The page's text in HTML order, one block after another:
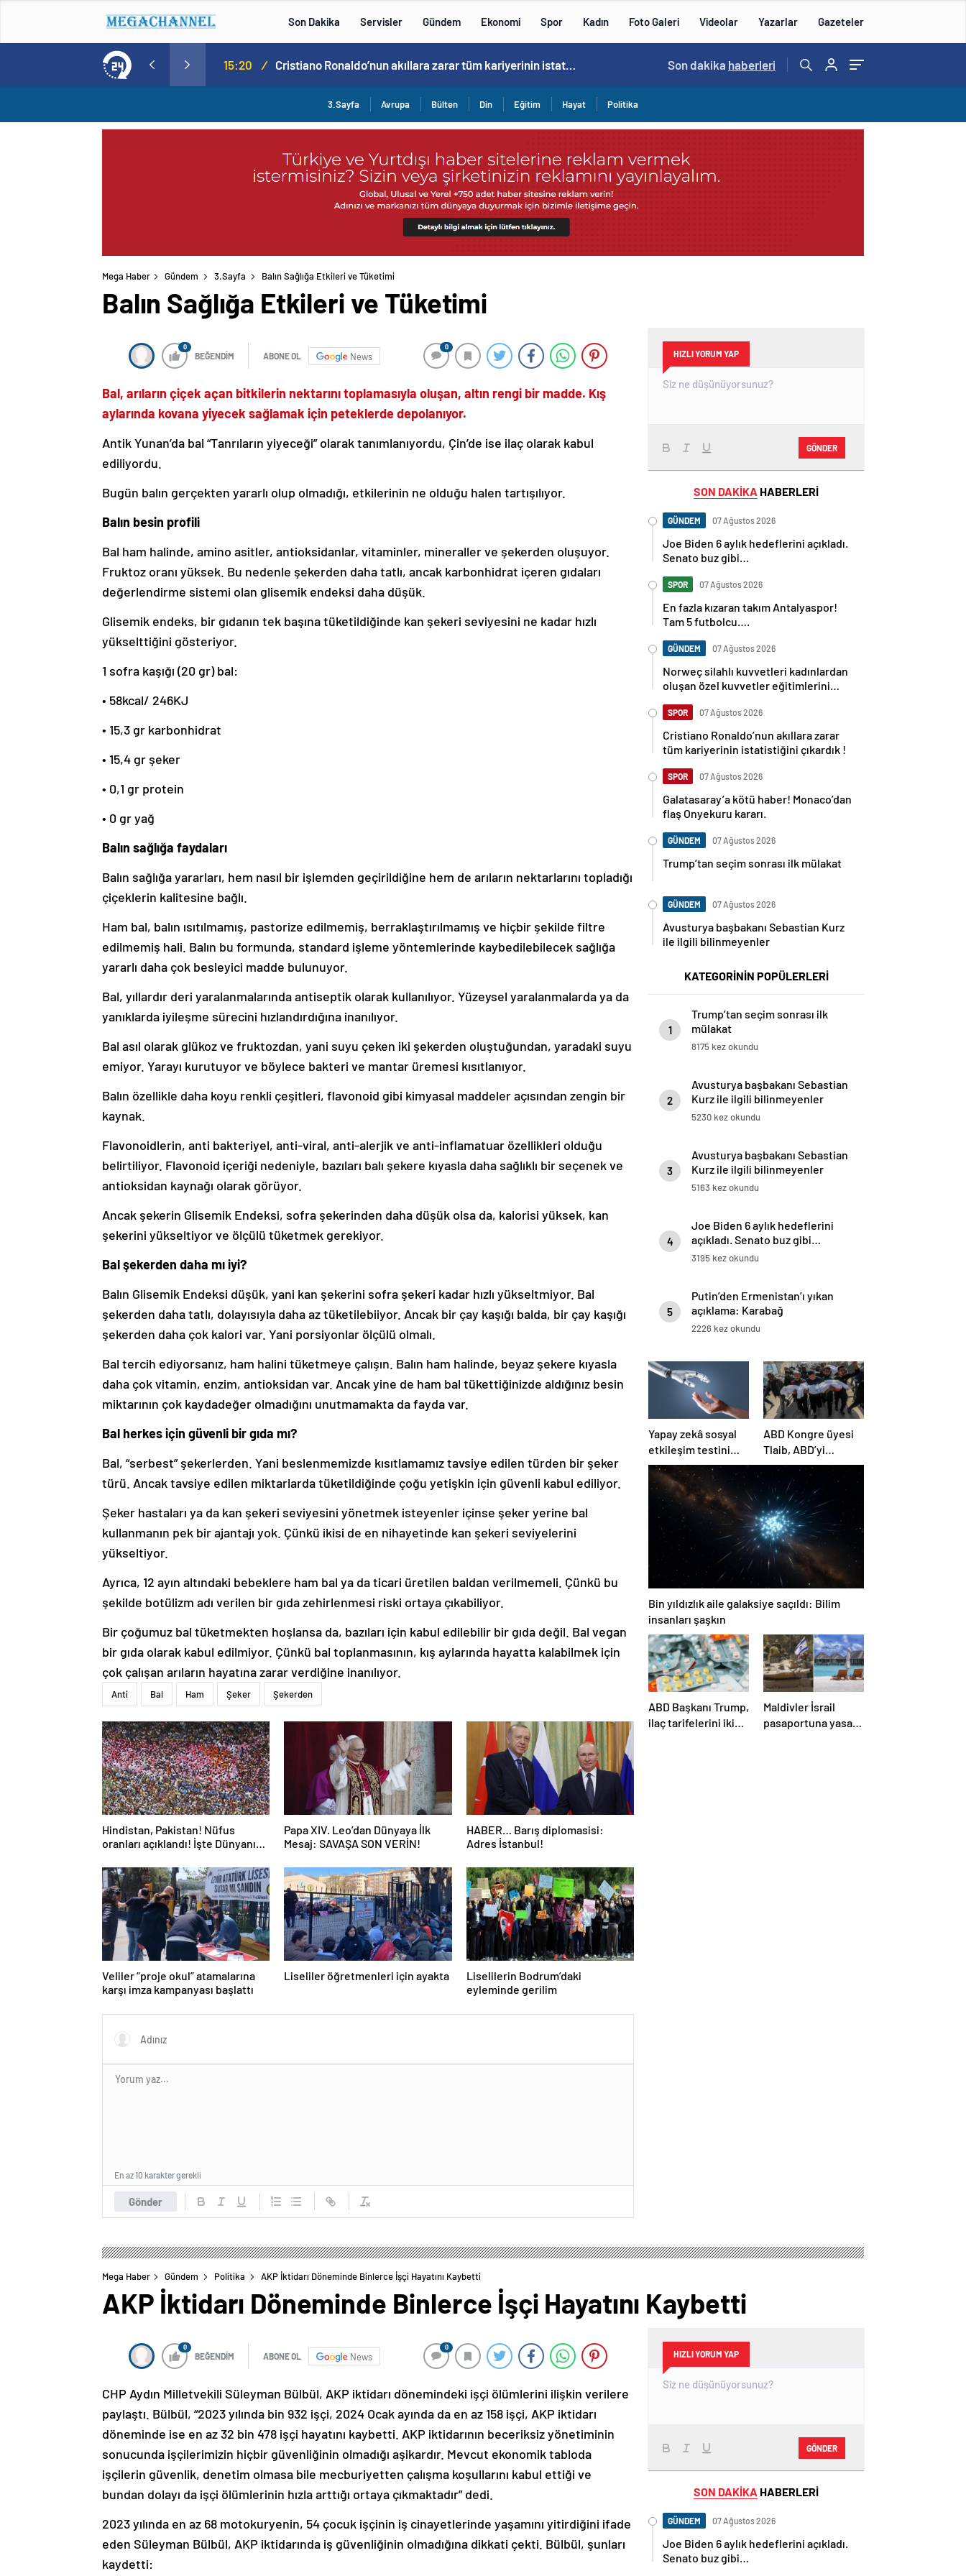
Son Dakika Servisler Gündem Ekonomi Spor Kadın Foto Galeri Videolar Yazarlar Gazeteler
Norweç silahlı kuvvetleri kadınlardan oluşan özel kuvvetler eğitimlerini başlattı. 15:20 / Cristiano Ronaldo’nun akıllara zarar tüm kariyerinin istatistiğini çıkardık ! 14:57 /
Son dakika haberleri
3.Sayfa Avrupa Bülten Din Eğitim Hayat Politika
Mega Haber Gündem 3.Sayfa Balın Sağlığa Etkileri ve Tüketimi
Balın Sağlığa Etkileri ve Tüketimi
0
BEĞENDİM ABONE OL News
0
Bal, arıların çiçek açan bitkilerin nektarını toplamasıyla oluşan, altın rengi bir madde. Kış
aylarında kovana yiyecek sağlamak için peteklerde depolanıyor.
Antik Yunan’da bal “Tanrıların yiyeceği” olarak tanımlanıyordu, Çin’de ise ilaç olarak kabul
ediliyordu.
Bugün balın gerçekten yararlı olup olmadığı, etkilerinin ne olduğu halen tartışılıyor.
Balın besin profili
Bal ham halinde, amino asitler, antioksidanlar, vitaminler, mineraller ve şekerden oluşuyor.
Fruktoz oranı yüksek. Bu nedenle şekerden daha tatlı, ancak karbonhidrat içeren gıdaları
değerlendirme sistemi olan glisemik endeksi daha düşük.
Glisemik endeks, bir gıdanın tek başına tüketildiğinde kan şekeri seviyesini ne kadar hızlı
yükselttiğini gösteriyor.
1 sofra kaşığı (20 gr) bal:
• 58kcal/ 246KJ
• 15,3 gr karbonhidrat
• 15,4 gr şeker
• 0,1 gr protein
• 0 gr yağ
Balın sağlığa faydaları
Balın sağlığa yararları, hem nasıl bir işlemden geçirildiğine hem de arıların nektarlarını topladığı
çiçeklerin kalitesine bağlı.
Ham bal, balın ısıtılmamış, pastorize edilmemiş, berraklaştırılmamış ve hiçbir şekilde filtre
edilmemiş hali. Balın bu formunda, standard işleme yöntemlerinde kaybedilebilecek sağlığa
yararlı daha çok besleyici madde bulunuyor.
Bal, yıllardır deri yaralanmalarında antiseptik olarak kullanılıyor. Yüzeysel yaralanmalarda ya da
yanıklarda iyileşme sürecini hızlandırdığına inanılıyor.
Bal asıl olarak glükoz ve fruktozdan, yani suyu çeken iki şekerden oluştuğundan, yaradaki suyu
emiyor. Yarayı kurutuyor ve böylece bakteri ve mantar üremesi kısıtlanıyor.
Balın özellikle daha koyu renkli çeşitleri, flavonoid gibi kimyasal maddeler açısından zengin bir
kaynak.
Flavonoidlerin, anti bakteriyel, anti-viral, anti-alerjik ve anti-inflamatuar özellikleri olduğu
belirtiliyor. Flavonoid içeriği nedeniyle, bazıları balı şekere kıyasla daha sağlıklı bir seçenek ve
antioksidan kaynağı olarak görüyor.
Ancak şekerin Glisemik Endeksi, sofra şekerinden daha düşük olsa da, kalorisi yüksek, kan
şekerini yükseltiyor ve ölçülü tüketmek gerekiyor.
Bal şekerden daha mı iyi?
Balın Glisemik Endeksi düşük, yani kan şekerini sofra şekeri kadar hızlı yükseltmiyor. Bal
şekerden daha tatlı, dolayısıyla daha az tüketilebiiyor. Ancak bir çay kaşığı balda, bir çay kaşığı
şekerden daha çok kalori var. Yani porsiyonlar ölçülü olmalı.
Bal tercih ediyorsanız, ham halini tüketmeye çalışın. Balın ham halinde, beyaz şekere kıyasla
daha çok vitamin, enzim, antioksidan var. Ancak yine de ham bal tükettiğinizde aldığınız besin
miktarının çok kaydadeğer olmadığını unutmamakta da fayda var.
Bal herkes için güvenli bir gıda mı?
Bal, “serbest” şekerlerden. Yani beslenmemizde kısıtlamamız tavsiye edilen türden bir şeker
türü. Ancak tavsiye edilen miktarlarda tüketildiğinde çoğu yetişkin için güvenli kabul ediliyor.
Şeker hastaları ya da kan şekeri seviyesini yönetmek isteyenler içinse şeker yerine bal
kullanmanın pek bir ajantajı yok. Çünkü ikisi de en nihayetinde kan şekeri seviyelerini
yükseltiyor.
Ayrıca, 12 ayın altındaki bebeklere ham bal ya da ticari üretilen baldan verilmemeli. Çünkü bu
şekilde botülizm adı verilen bir gıda zehirlenmesi riski ortaya çıkabiliyor.
Bir çoğumuz bal tüketmekten hoşlansa da, bazıları için kabul edilebilir bir gıda değil. Bal vegan
bir gıda olarak kabul edilmiyor. Çünkü bal toplanmasının, kış aylarında hayatta kalabilmek için
çok çalışan arıların hayatına zarar verdiğine inanılıyor.
Anti Bal Ham Şeker Şekerden
Hindistan, Pakistan! Nüfus
oranları açıklandı! İşte Dünyanın
haritası ülkeler!
Papa XIV. Leo’dan Dünyaya İlk
Mesaj: SAVAŞA SON VERİN!
HABER… Barış diplomasisi:
Adres İstanbul!
Veliler “proje okul” atamalarına
karşı imza kampanyası başlattı
Liseliler öğretmenleri için ayakta
Liselilerin Bodrum’daki
eyleminde gerilim
Gönder
En az 10 karakter gerekli
HIZLI YORUM YAP
GÖNDER
SON DAKİKA HABERLERİ
GÜNDEM 07 Ağustos 2026
Joe Biden 6 aylık hedeflerini açıkladı.
Senato buz gibi…
SPOR 07 Ağustos 2026
En fazla kızaran takım Antalyaspor!
Tam 5 futbolcu….
GÜNDEM 07 Ağustos 2026
Norweç silahlı kuvvetleri kadınlardan
oluşan özel kuvvetler eğitimlerini
SPOR 07 Ağustos 2026
Cristiano Ronaldo’nun akıllara zarar
tüm kariyerinin istatistiğini çıkardık !
SPOR 07 Ağustos 2026
Galatasaray’a kötü haber! Monaco’dan
flaş Onyekuru kararı.
GÜNDEM 07 Ağustos 2026
Trump’tan seçim sonrası ilk mülakat
GÜNDEM 07 Ağustos 2026
Avusturya başbakanı Sebastian Kurz
ile ilgili bilinmeyenler
KATEGORİNİN POPÜLERLERİ
1
Trump’tan seçim sonrası ilk
mülakat
8175 kez okundu
2
Avusturya başbakanı Sebastian
Kurz ile ilgili bilinmeyenler
5230 kez okundu
3
Avusturya başbakanı Sebastian
Kurz ile ilgili bilinmeyenler
5163 kez okundu
4
Joe Biden 6 aylık hedeflerini
açıkladı. Senato buz gibi…
3195 kez okundu
5
Putin’den Ermenistan’ı yıkan
açıklama: Karabağ
Azerbaycan’ın ayrılmaz bir
2226 kez okundu
Yapay zekâ sosyal
etkileşim testini
geçemedi
ABD Kongre üyesi
Tlaib, ABD’yi
Filistin’deki
“soykırımda suç
ortağı” olmakla
itham etti
Bin yıldızlık aile galaksiye saçıldı: Bilim
insanları şaşkın
ABD Başkanı Trump,
ilaç tarifelerini iki
Maldivler İsrail
pasaportuna yasak
Mega Haber Gündem Politika AKP İktidarı Döneminde Binlerce İşçi Hayatını Kaybetti
AKP İktidarı Döneminde Binlerce İşçi Hayatını Kaybetti
0
BEĞENDİM ABONE OL News
0
CHP Aydın Milletvekili Süleyman Bülbül, AKP iktidarı dönemindeki işçi ölümlerini ilişkin verilere
paylaştı. Bülbül, “2023 yılında bin 932 işçi, 2024 Ocak ayında da en az 158 işçi, AKP iktidarı
döneminde ise en az 32 bin 478 işçi hayatını kaybetti. AKP iktidarının beceriksiz yönetiminin
sonucunda işçilerimizin hiçbir güvenliğinin olmadığı aşikardır. Mevcut ekonomik tabloda
işçilerin güvenlik, denetim olmasa bile mecburiyetten çalışma koşullarını kabul ettiği ve
bundan dolayı da işçi ölümlerinin hızla arttığı ortaya çıkmaktadır” dedi.
2023 yılında en az 68 motokuryenin, 54 çocuk işçinin iş cinayetlerinde yaşamını yitirdiğini ifade
eden Süleyman Bülbül, AKP iktidarında iş güvenliğinin olmadığına dikkati çekti. Bülbül, şunları
kaydetti:
HIZLI YORUM YAP
GÖNDER
SON DAKİKA HABERLERİ
GÜNDEM 07 Ağustos 2026
Joe Biden 6 aylık hedeflerini açıkladı.
Senato buz gibi…